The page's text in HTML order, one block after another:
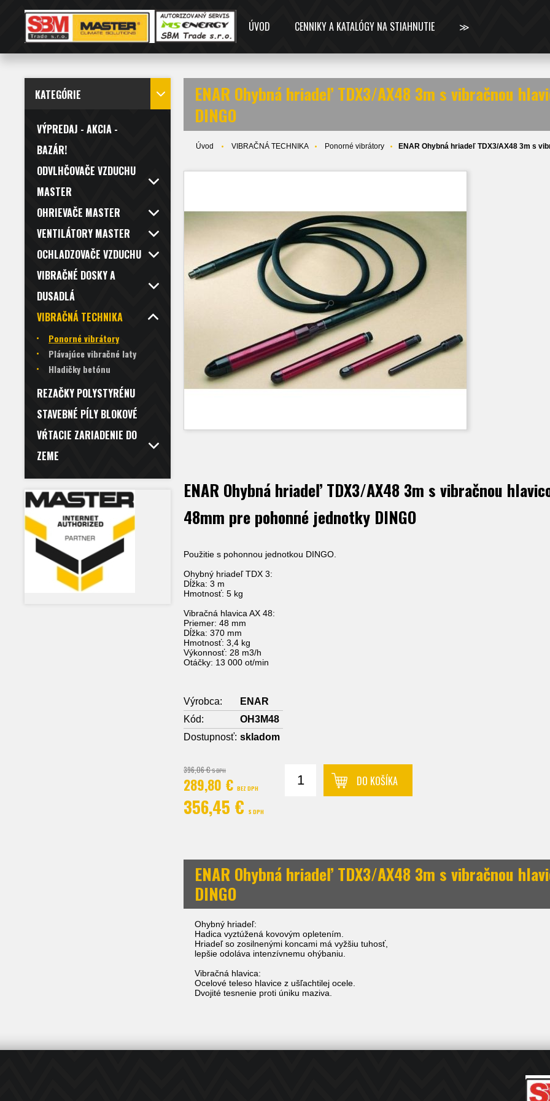
ÚVOD CENNIKY A KATALÓGY NA STIAHNUTIE ≫
KATEGÓRIE
VÝPREDAJ - AKCIA -
BAZÁR!
ODVLHČOVAČE VZDUCHU
MASTER
OHRIEVAČE MASTER
VENTILÁTORY MASTER
OCHLADZOVAČE VZDUCHU
VIBRAČNÉ DOSKY A
DUSADLÁ
VIBRAČNÁ TECHNIKA
Ponorné vibrátory
Plávajúce vibračné laty
Hladičky betónu
REZAČKY POLYSTYRÉNU
STAVEBNÉ PÍLY BLOKOVÉ
VŔTACIE ZARIADENIE DO
ZEME
ENAR Ohybná hriadeľ TDX3/AX48 3m s vibračnou
DINGO
Úvod VIBRAČNÁ TECHNIKA Ponorné vibrátory ENAR Ohybná hriadeľ TDX3/AX48 3m s
ENAR Ohybná hriadeľ TDX3/AX48 3m s vibračnou
48mm pre pohonné jednotky DINGO
Použitie s pohonnou jednotkou DINGO.
Ohybný hriadeľ TDX 3:
Dĺžka: 3 m
Hmotnosť: 5 kg
Vibračná hlavica AX 48:
Priemer: 48 mm
Dĺžka: 370 mm
Hmotnosť: 3,4 kg
Výkonnosť: 28 m3/h
Otáčky: 13 000 ot/min
Výrobca:
ENAR
Kód:
OH3M48
Dostupnosť: skladom
396,06 €S DPH
289,80 €BEZ DPH
356,45 €S DPH
DO KOŠÍKA
ENAR Ohybná hriadeľ TDX3/AX48 3m s vibračnou
DINGO
Ohybný hriadeľ:
Hadica vyztúžená kovovým opletením.
Hriadeľ so zosilnenými koncami má vyžšiu tuhosť,
lepšie odoláva intenzívnemu ohýbaniu.
Vibračná hlavica:
Ocelové teleso hlavice z ušľachtilej ocele.
Dvojité tesnenie proti úniku maziva.